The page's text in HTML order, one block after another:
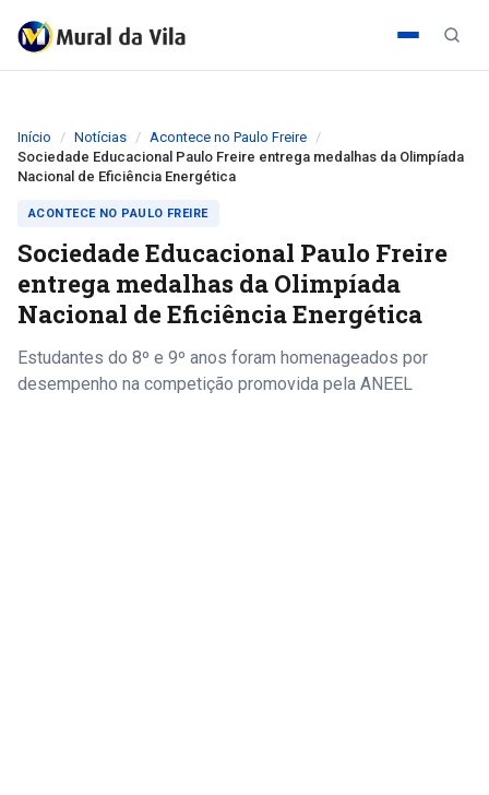
Início Notícias
Acontece no Paulo Freire
Sociedade Educacional Paulo Freire entrega medalhas da Olimpíada
Nacional de Eficiência Energética
ACONTECE NO PAULO FREIRE
Sociedade Educacional Paulo Freire
entrega medalhas da Olimpíada
Nacional de Eficiência Energética
Estudantes do 8º e 9º anos foram homenageados por
desempenho na competição promovida pela ANEEL